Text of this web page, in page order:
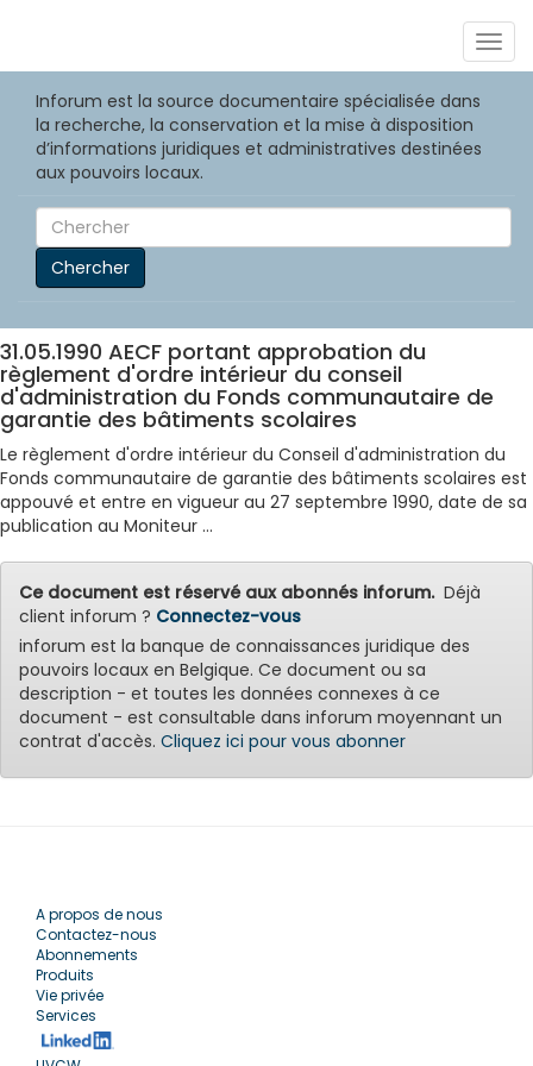
Inforum est la source documentaire spécialisée dans
la recherche, la conservation et la mise à disposition
d’informations juridiques et administratives destinées
aux pouvoirs locaux.
Chercher
31.05.1990 AECF portant approbation du
règlement d'ordre intérieur du conseil
d'administration du Fonds communautaire de
garantie des bâtiments scolaires
Le règlement d'ordre intérieur du Conseil d'administration du
Fonds communautaire de garantie des bâtiments scolaires est
appouvé et entre en vigueur au 27 septembre 1990, date de sa
publication au Moniteur ...
Ce document est réservé aux abonnés inforum.Déjà
client inforum ? Connectez-vous
inforum est la banque de connaissances juridique des
pouvoirs locaux en Belgique. Ce document ou sa
description - et toutes les données connexes à ce
document - est consultable dans inforum moyennant un
contrat d'accès. Cliquez ici pour vous abonner
A propos de nous
Contactez-nous
Abonnements
Produits
Vie privée
Services